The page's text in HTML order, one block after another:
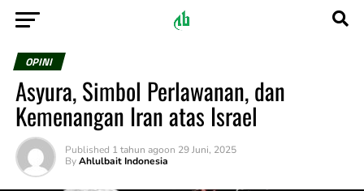
OPINI
Asyura, Simbol Perlawanan, dan
Kemenangan Iran atas Israel
Published 1 tahun agoon 29 Juni, 2025
By Ahlulbait Indonesia